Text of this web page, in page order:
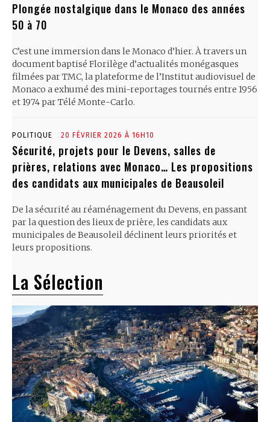
Plongée nostalgique dans le Monaco des années
50 à 70
C’est une immersion dans le Monaco d’hier. À travers un
document baptisé Florilège d’actualités monégasques
filmées par TMC, la plateforme de l’Institut audiovisuel de
Monaco a exhumé des mini-reportages tournés entre 1956
et 1974 par Télé Monte-Carlo.
POLITIQUE 20 FÉVRIER 2026 À 16H10
Sécurité, projets pour le Devens, salles de
prières, relations avec Monaco… Les propositions
des candidats aux municipales de Beausoleil
De la sécurité au réaménagement du Devens, en passant
par la question des lieux de prière, les candidats aux
municipales de Beausoleil déclinent leurs priorités et
leurs propositions.
La Sélection